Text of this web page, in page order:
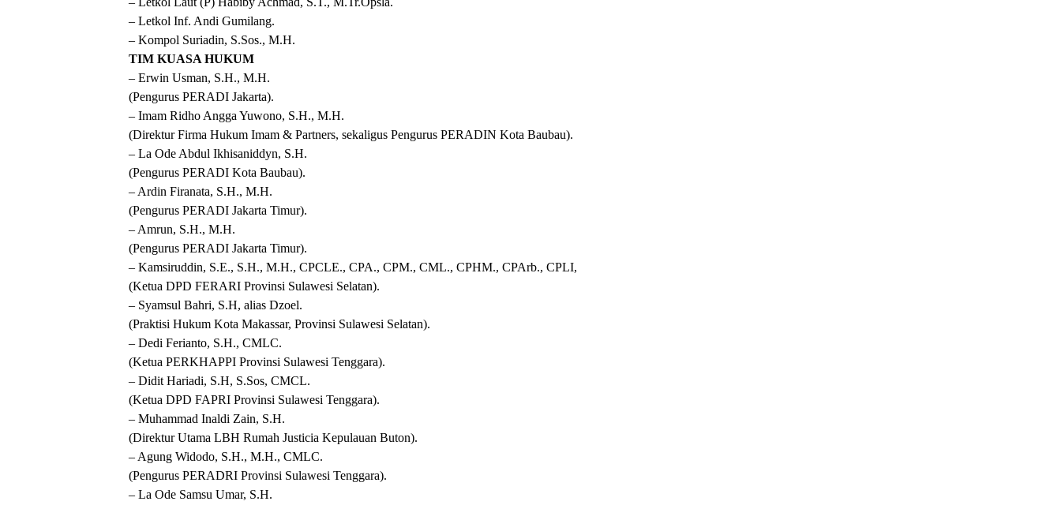
– Letkol Inf. Andi Gumilang.
– Kompol Suriadin, S.Sos., M.H.
TIM KUASA HUKUM
– Erwin Usman, S.H., M.H.
(Pengurus PERADI Jakarta).
– Imam Ridho Angga Yuwono, S.H., M.H.
(Direktur Firma Hukum Imam & Partners, sekaligus Pengurus PERADIN Kota Baubau).
– La Ode Abdul Ikhisaniddyn, S.H.
(Pengurus PERADI Kota Baubau).
– Ardin Firanata, S.H., M.H.
(Pengurus PERADI Jakarta Timur).
– Amrun, S.H., M.H.
(Pengurus PERADI Jakarta Timur).
– Kamsiruddin, S.E., S.H., M.H., CPCLE., CPA., CPM., CML., CPHM., CPArb., CPLI,
(Ketua DPD FERARI Provinsi Sulawesi Selatan).
– Syamsul Bahri, S.H, alias Dzoel.
(Praktisi Hukum Kota Makassar, Provinsi Sulawesi Selatan).
– Dedi Ferianto, S.H., CMLC.
(Ketua PERKHAPPI Provinsi Sulawesi Tenggara).
– Didit Hariadi, S.H, S.Sos, CMCL.
(Ketua DPD FAPRI Provinsi Sulawesi Tenggara).
– Muhammad Inaldi Zain, S.H.
(Direktur Utama LBH Rumah Justicia Kepulauan Buton).
– Agung Widodo, S.H., M.H., CMLC.
(Pengurus PERADRI Provinsi Sulawesi Tenggara).
– La Ode Samsu Umar, S.H.